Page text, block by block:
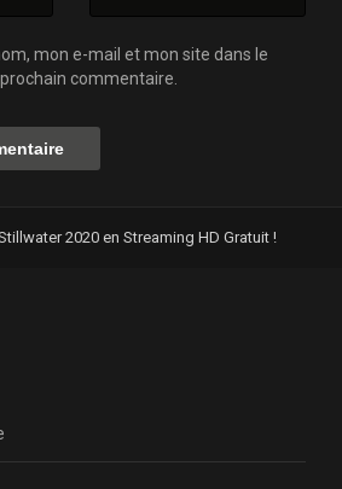
mon e-mail et mon site dans le
commentaire.
2020 en Streaming HD Gratuit !